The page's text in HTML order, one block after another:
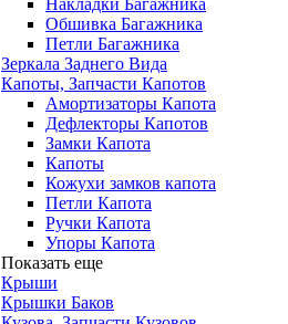
Накладки Багажника
Обшивка Багажника
Петли Багажника
Зеркала Заднего Вида
Капоты, Запчасти Капотов
Амортизаторы Капота
Дефлекторы Капотов
Замки Капота
Капоты
Кожухи замков капота
Петли Капота
Ручки Капота
Упоры Капота
Показать еще
Крыши
Крышки Баков